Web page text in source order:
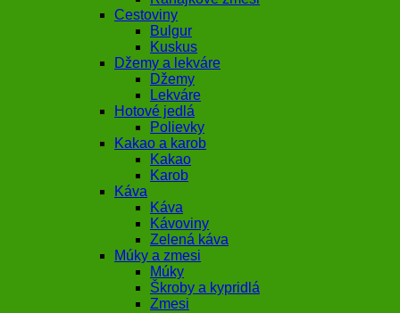
Cestoviny
Bulgur
Kuskus
Džemy a lekváre
Džemy
Lekváre
Hotové jedlá
Polievky
Kakao a karob
Kakao
Karob
Káva
Káva
Kávoviny
Zelená káva
Múky a zmesi
Múky
Škroby a kypridlá
Zmesi